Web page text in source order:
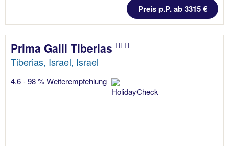
Preis p.P. ab 3315 €
Prima Galil Tiberias
Tiberias, Israel, Israel
4.6 - 98 % Weiterempfehlung